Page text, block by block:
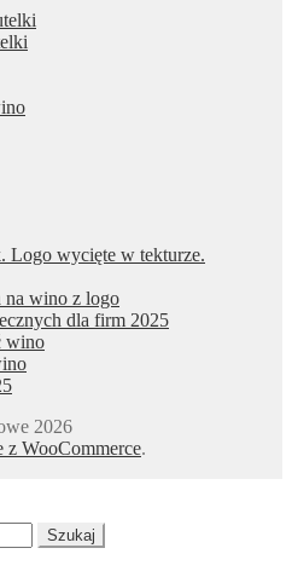
Logo wycięte w tekturze.
na wino z logo
dla firm 2025
wino
2026
z WooCommerce.
Szukaj